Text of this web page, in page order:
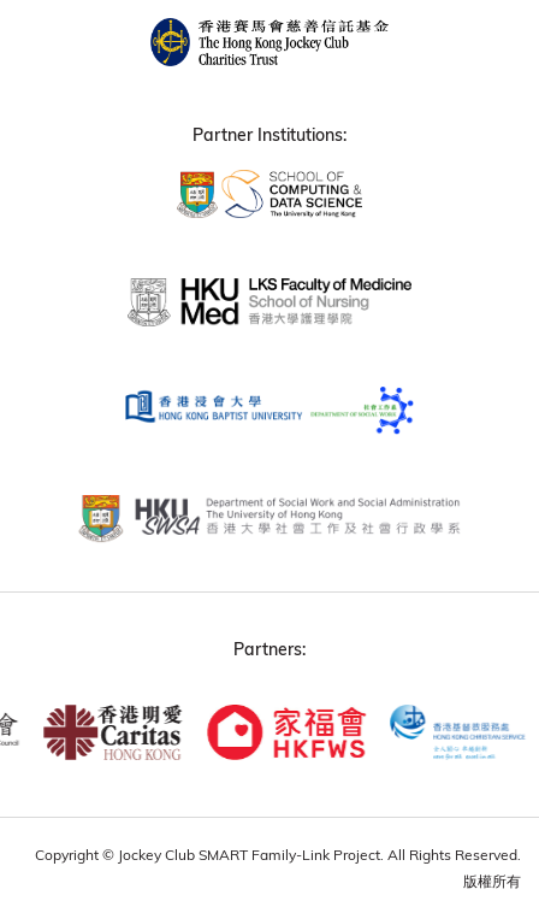
Partner Institutions:
Partners:
Copyright © Jockey Club SMART Family-Link Project. All Rights Reserved.
版權所有